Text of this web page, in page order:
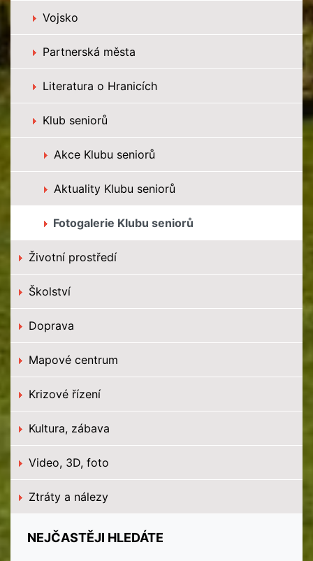
Vojsko
Partnerská města
Literatura o Hranicích
Klub seniorů
Akce Klubu seniorů
Aktuality Klubu seniorů
Fotogalerie Klubu seniorů
Životní prostředí
Školství
Doprava
Mapové centrum
Krizové řízení
Kultura, zábava
Video, 3D, foto
Ztráty a nálezy
NEJČASTĚJI HLEDÁTE